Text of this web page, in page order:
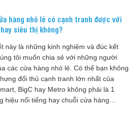
hàng nhỏ lẻ có cạnh tranh được với
siêu thị không?
này là những kinh nghiệm và đúc kết
tôi muốn chia sẻ với những người
các cửa hàng nhỏ lẻ. Có thể bạn không
đối thủ cạnh tranh lớn nhất của
BigC hay Metro không phải là 1
hiệu nổi tiếng hay chuỗi cửa hàng…